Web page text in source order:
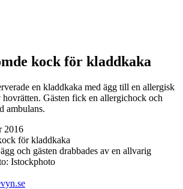
kock för kladdkaka
en kladdkaka med ägg till en allergisk
hovrätten. Gästen fick en allergichock och
ambulans.
2016
och gästen drabbades av en allvarig
Istockphoto